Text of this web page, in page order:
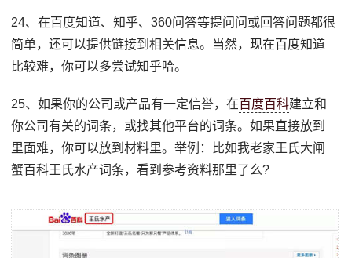
24、在百度知道、知乎、360问答等提问问或回答问题都很
简单，还可以提供链接到相关信息。当然，现在百度知道
比较难，你可以多尝试知乎哈。
25、如果你的公司或产品有一定信誉，在百度百科建立和
你公司有关的词条，或找其他平台的词条。如果直接放到
里面难，你可以放到材料里。举例：比如我老家王氏大闸
蟹百科王氏水产词条，看到参考资料那里了么?